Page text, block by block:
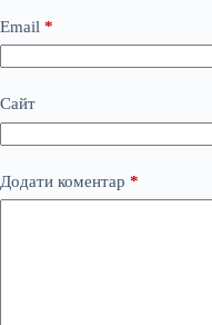
Email *
Сайт
Додати коментар *